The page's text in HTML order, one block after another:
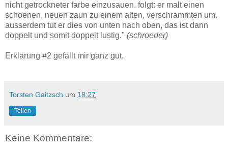
nicht getrockneter farbe einzusauen. folgt: er malt einen
schoenen, neuen zaun zu einem alten, verschrammten um.
ausserdem tut er dies von unten nach oben, das ist dann
doppelt und somit doppelt lustig." (schroeder)
Erklärung #2 gefällt mir ganz gut.
Torsten Gaitzsch um 18:27
Teilen
Keine Kommentare: